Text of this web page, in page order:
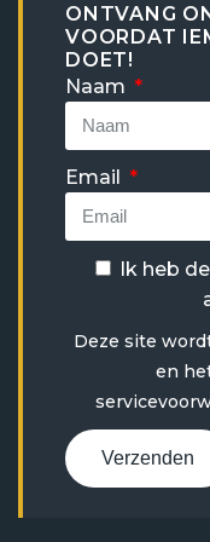
ONTVANG
VOORDAT
DOET!
Naam
Email
Ik heb de
Deze site
en
Verzenden